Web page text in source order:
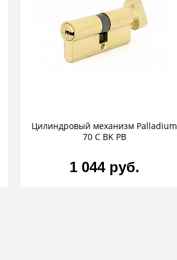
Цилиндровый механизм Palladium
70 C BK PB
1 044 руб.